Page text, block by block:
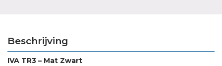
Beschrijving
IVA TR3 – Mat Zwart